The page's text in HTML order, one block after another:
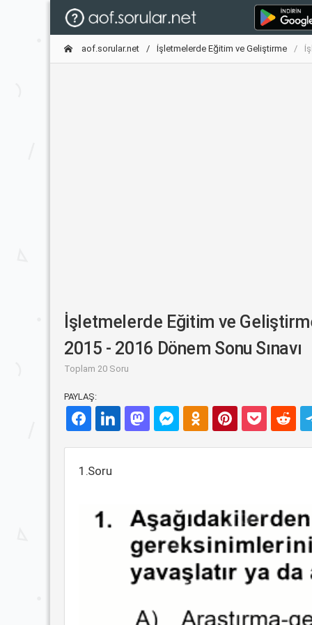
aof.sorular.net İşletmelerde Eğitim ve Geliştirme
İşletmelerde Eğitim ve
2015 - 2016 Dönem Sonu Sınavı
Toplam 20 Soru
PAYLAŞ:
1.Soru